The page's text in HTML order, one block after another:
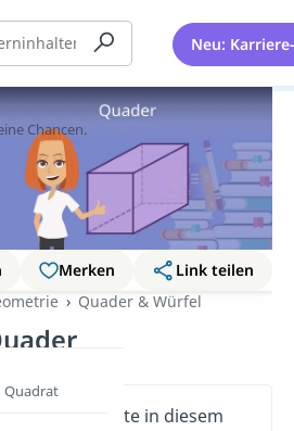
Neu:
Merken
Link teilen
Quader & Würfel
Wichtige Inhalte in diesem
Chancen.
Quadrat